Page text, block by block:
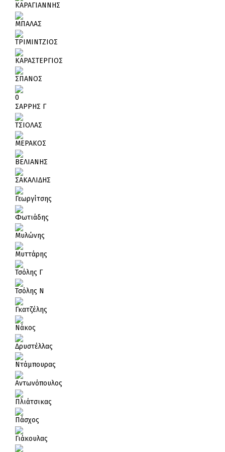
ΚΑΡΑΓΙΑΝΝΗΣ
ΜΠΑΛΑΣ
ΤΡΙΜΙΝΤΖΙΟΣ
ΚΑΡΑΣΤΕΡΓΙΟΣ
ΣΠΑΝΟΣ
0
ΣΑΡΡΗΣ Γ
ΤΣΙΟΛΑΣ
ΜΕΡΑΚΟΣ
ΒΕΛΙΑΝΗΣ
ΣΑΚΑΛΙΔΗΣ
Γεωργίτσης
Φωτιάδης
Μυλώνης
Μυττάρης
Τσόλης Γ
Τσόλης Ν
Γκατζέλης
Νάκος
Δρυστέλλας
Ντάμπουρας
Αντωνόπουλος
Πλιάτσικας
Πάσχος
Γιάκουλας